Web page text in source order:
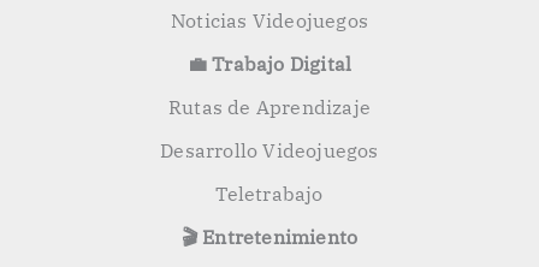
Noticias Videojuegos
💼 Trabajo Digital
Rutas de Aprendizaje
Desarrollo Videojuegos
Teletrabajo
🎬 Entretenimiento